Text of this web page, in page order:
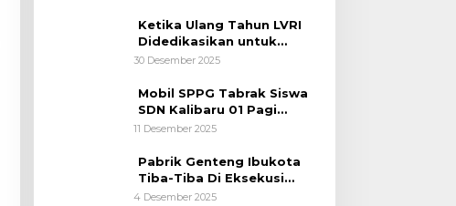
Ketika Ulang Tahun LVRI
Didedikasikan untuk
Kemanusiaan
30 Desember 2025
Mobil SPPG Tabrak Siswa
SDN Kalibaru 01 Pagi
Cilincing Jakarta Utara
11 Desember 2025
Pabrik Genteng Ibukota
Tiba-Tiba Di Eksekusi
Jurusita Pengadilan Negeri
4 Desember 2025